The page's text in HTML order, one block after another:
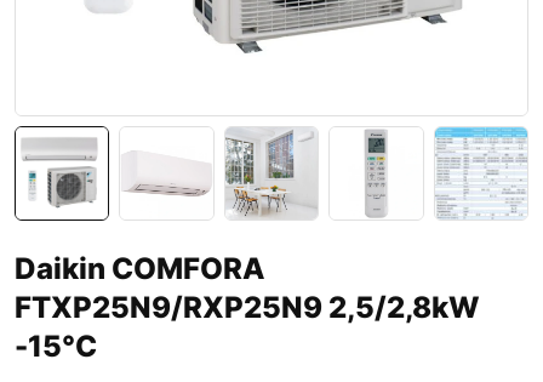
Daikin COMFORA
FTXP25N9/RXP25N9 2,5/2,8kW
-15°C